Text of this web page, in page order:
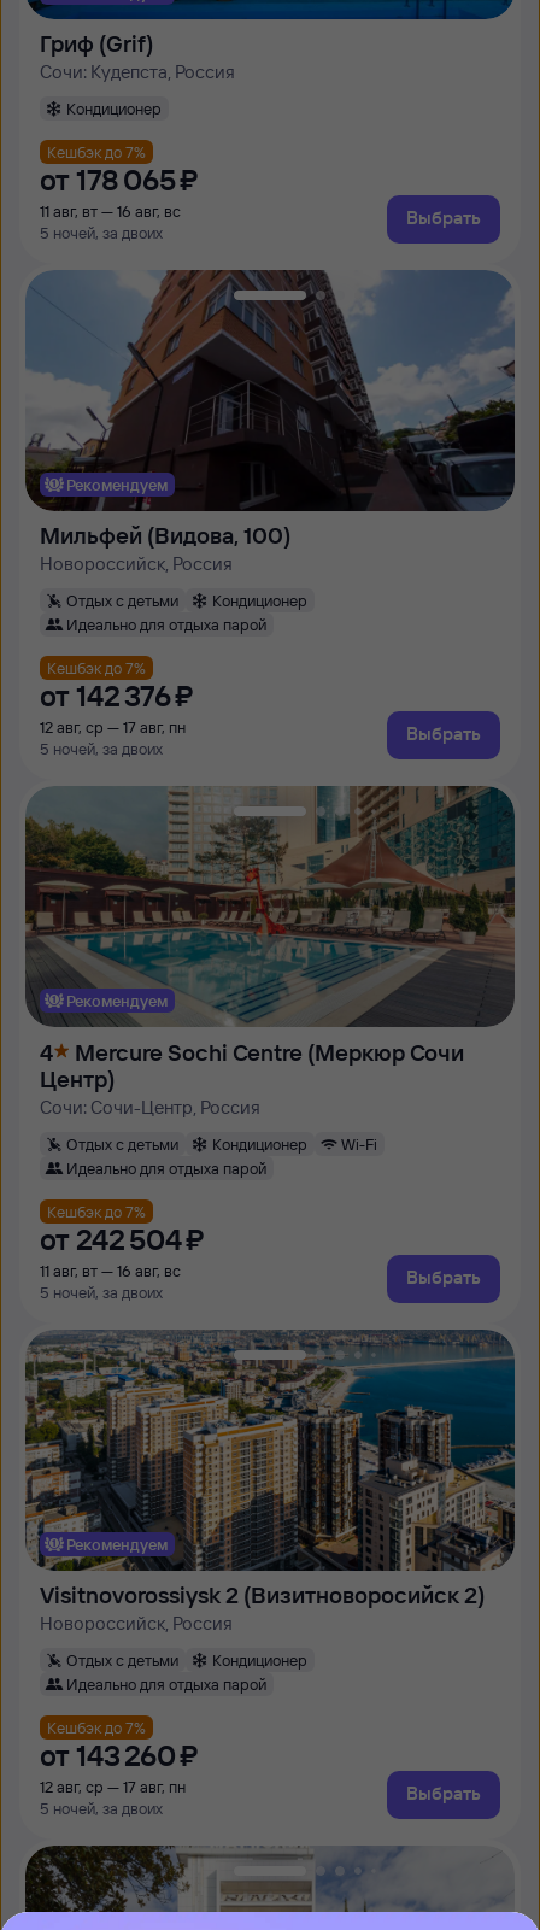
Гриф (Grif)
Сочи: Кудепста, Россия
Кондиционер
Кешбэк до 7%
от 178 ⁠065 ⁠₽
11 авг, вт — 16 авг, вс
5 ночей, за двоих
Выбрать
Рекомендуем
Мильфей (Видова, 100)
Новороссийск, Россия
Отдых с детьми
Кондиционер
Идеально для отдыха парой
Кешбэк до 7%
от 142 ⁠376 ⁠₽
12 авг, ср — 17 авг, пн
5 ночей, за двоих
Выбрать
Рекомендуем
4
Mercure Sochi Centre (Меркюр Сочи
Центр)
Сочи: Сочи-Центр, Россия
Отдых с детьми Кондиционер
Wi-Fi
Идеально для отдыха парой
Кешбэк до 7%
от 242 ⁠504 ⁠₽
11 авг, вт — 16 авг, вс
5 ночей, за двоих
Выбрать
Рекомендуем
Visitnovorossiysk 2 (Визитноворосийск 2)
Новороссийск, Россия
Отдых с детьми
Кондиционер
Идеально для отдыха парой
Кешбэк до 7%
от 143 ⁠260 ⁠₽
12 авг, ср — 17 авг, пн
5 ночей, за двоих
Выбрать